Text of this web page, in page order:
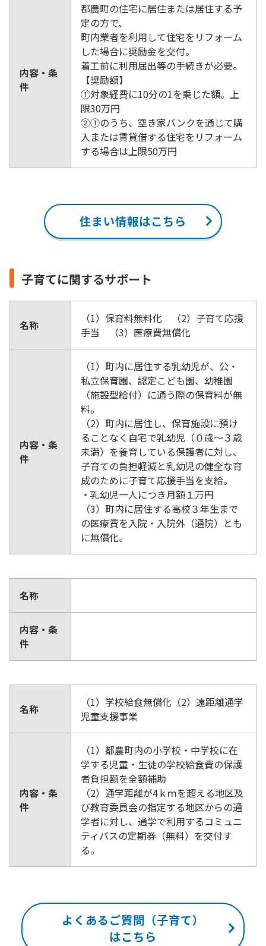
内容・条
件
都農町の住宅に居住または居住する予
定の方で、
町内業者を利用して住宅をリフォーム
した場合に奨励金を交付。
着工前に利用届出等の手続きが必要。
【奨励額】
①対象経費に10分の1を乗じた額。上
限30万円
②①のうち、空き家バンクを通じて購
入または賃貸借する住宅をリフォーム
する場合は上限50万円
住まい情報はこちら
子育てに関するサポート
名称
（1）保育料無料化 （2）子育て応援
手当 （3）医療費無償化
内容・条
件
（1）町内に居住する乳幼児が、公・
私立保育園、認定こども園、幼稚園
（施設型給付）に通う際の保育料が無
料。
（2）町内に居住し、保育施設に預け
ることなく自宅で乳幼児（０歳～３歳
未満）を養育している保護者に対し、
子育ての負担軽減と乳幼児の健全な育
成のために子育て応援手当を支給。
・乳幼児一人につき月額１万円
（3）町内に居住する高校３年生まで
の医療費を入院・入院外（通院）とも
に無償化。
名称
内容・条
件
名称
（1）学校給食無償化（2）遠距離通学
児童支援事業
内容・条
件
（1）都農町内の小学校・中学校に在
学する児童・生徒の学校給食費の保護
者負担額を全額補助
（2）通学距離が4ｋｍを超える地区及
び教育委員会の指定する地区からの通
学者に対し、通学で利用するコミュニ
ティバスの定期券（無料）を交付す
る。
よくあるご質問（子育て）
はこちら